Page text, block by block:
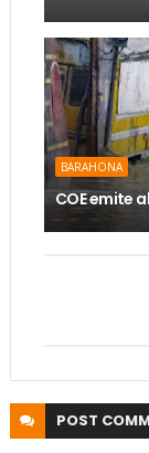
BARAHONA
COE emite
POST